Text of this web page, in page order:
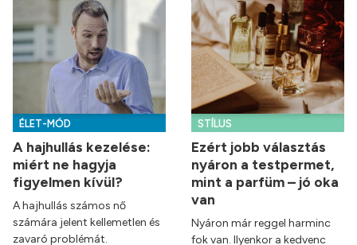
ÉLET-MÓD
A hajhullás kezelése:
miért ne hagyja
figyelmen kívül?
A hajhullás számos nő
számára jelent kellemetlen és
zavaró problémát.
STÍLUS
Ezért jobb választás
nyáron a testpermet,
mint a parfüm – jó oka
van
Nyáron már reggel harminc
fok van. Ilyenkor a kedvenc